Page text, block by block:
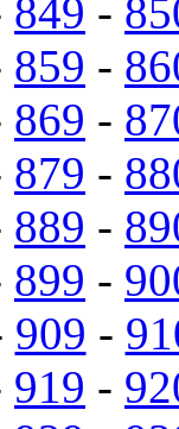
849 -
859 -
869 -
879 -
889 -
899 -
909 -
919 -